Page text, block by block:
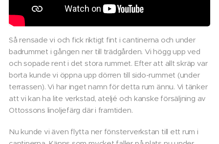
Så rensade vi och fick riktigt fint i cantinerna och under
badrummet i gången ner till trädgården. Vi högg upp ved
och sopade rent i det stora rummet. Efter att allt skräp var
borta kunde vi öppna upp dörren till sido-rummet (under
terrassen). Vi har inget namn för detta rum ännu. Vi tänker
att vi kan ha lite verkstad, ateljé och kanske försäljning av
Ottossons linoljefärg där i framtiden.
Nu kunde vi även flytta ner fönsterverkstan till ett rum i